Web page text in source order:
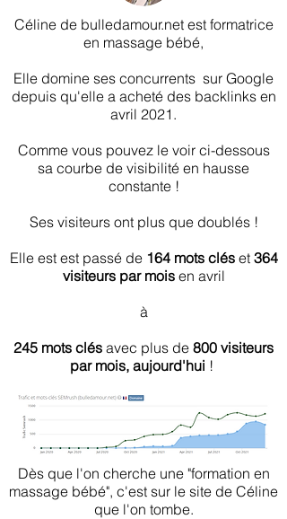
Céline de bulledamour.net est formatrice
en massage bébé,
Elle domine ses concurrents sur Google
depuis qu'elle a acheté des backlinks en
avril 2021.
Comme vous pouvez le voir ci-dessous
sa courbe de visibilité en hausse
constante !
Ses visiteurs ont plus que doublés !
Elle est est passé de 164 mots cléset 364
visiteurs par moisen avril
à
245 mots clés avec plus de 800 visiteurs
par mois, aujourd'hui !
Dès que l'on cherche une "formation en
massage bébé", c'est sur le site de Céline
que l'on tombe.